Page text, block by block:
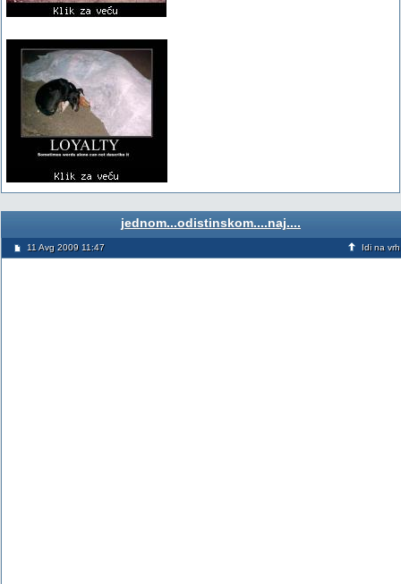
jednom...odistinskom....naj....
11 Avg 2009 11:47 Idi na vrh